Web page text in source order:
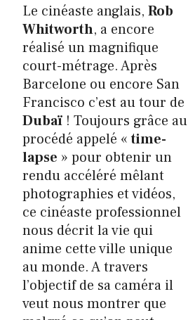
Le cinéaste anglais, Rob
Whitworth, a encore
réalisé un magnifique
court-métrage. Après
Barcelone ou encore San
Francisco c’est au tour de
Dubaï ! Toujours grâce au
procédé appelé «time-
lapse » pour obtenir un
rendu accéléré mêlant
photographies et vidéos,
ce cinéaste professionnel
nous décrit la vie qui
anime cette ville unique
au monde. A travers
l’objectif de sa caméra il
veut nous montrer que